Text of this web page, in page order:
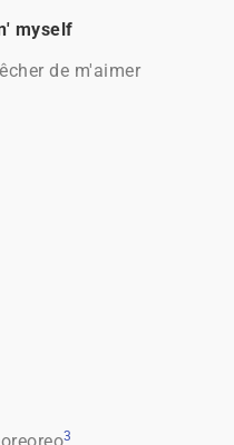
myself
de m'aimer
3